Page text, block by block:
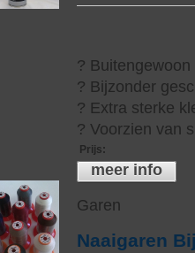
?
? Bijzonder
? Extra sterke
? Voorzien van
Prijs:
meer info
Garen
Naaigaren